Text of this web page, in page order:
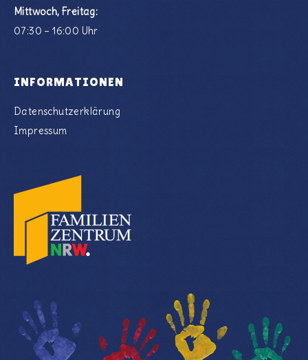
Mittwoch, Freitag:
07:30 – 16:00 Uhr
INFORMATIONEN
Datenschutzerklärung
Impressum